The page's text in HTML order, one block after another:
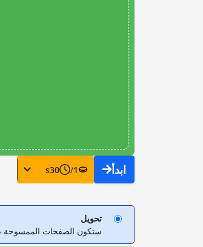
ابدأ 1
/
30
s
تحويل
ستكون الصفحات الممسوحة